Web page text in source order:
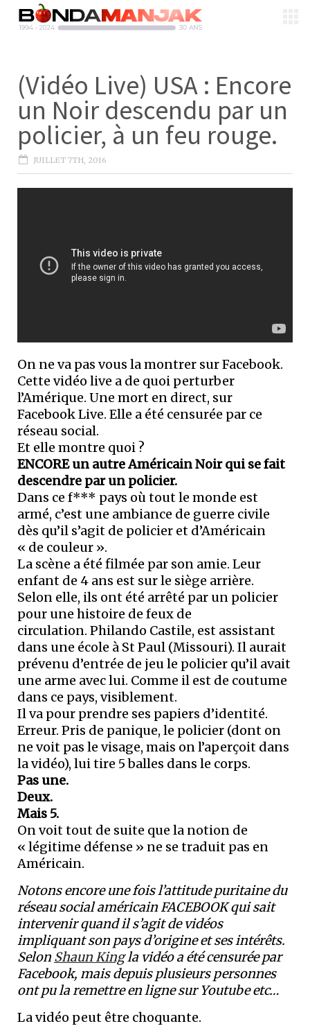
(Vidéo Live) USA : Encore
un Noir descendu par un
policier, à un feu rouge.
JUILLET 7TH, 2016
On ne va pas vous la montrer sur Facebook.
Cette vidéo live a de quoi perturber
l’Amérique. Une mort en direct, sur
Facebook Live. Elle a été censurée par ce
réseau social.
Et elle montre quoi ?
ENCORE un autre Américain Noir qui se fait
descendre par un policier.
Dans ce f*** pays où tout le monde est
armé, c’est une ambiance de guerre civile
dès qu’il s’agit de policier et d’Américain
« de couleur ».
La scène a été filmée par son amie. Leur
enfant de 4 ans est sur le siège arrière.
Selon elle, ils ont été arrêté par un policier
pour une histoire de feux de
circulation. Philando Castile, est assistant
dans une école à St Paul (Missouri). Il aurait
prévenu d’entrée de jeu le policier qu’il avait
une arme avec lui. Comme il est de coutume
dans ce pays, visiblement.
Il va pour prendre ses papiers d’identité.
Erreur. Pris de panique, le policier (dont on
ne voit pas le visage, mais on l’aperçoit dans
la vidéo), lui tire 5 balles dans le corps.
Pas une.
Deux.
Mais 5.
On voit tout de suite que la notion de
« légitime défense » ne se traduit pas en
Américain.
Notons encore une fois l’attitude puritaine du
réseau social américain FACEBOOK qui sait
intervenir quand il s’agit de vidéos
impliquant son pays d’origine et ses intérêts.
Selon Shaun Kingla vidéo a été censurée par
Facebook, mais depuis plusieurs personnes
ont pu la remettre en ligne sur Youtube etc…
La vidéo peut être choquante.